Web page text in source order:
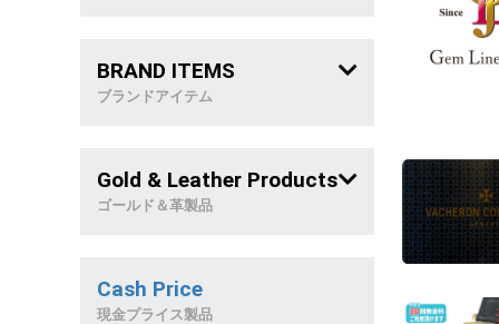
喜 平
リング
ブレスレット
BRAND ITEMS
ブランドアイテム
ブランドジュエリー
Gold & Leather Products
ゴールド＆革製品
天然石製品
Cash Price
現金プライス製品